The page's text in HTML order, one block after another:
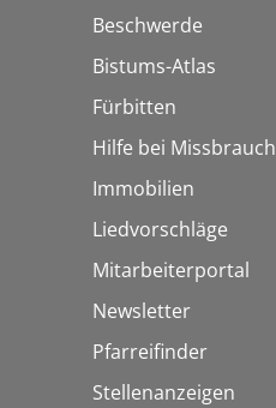
Beschwerde
Bistums-Atlas
Fürbitten
Hilfe bei Missbrauch
Immobilien
Liedvorschläge
Mitarbeiterportal
Newsletter
Pfarreifinder
Stellenanzeigen